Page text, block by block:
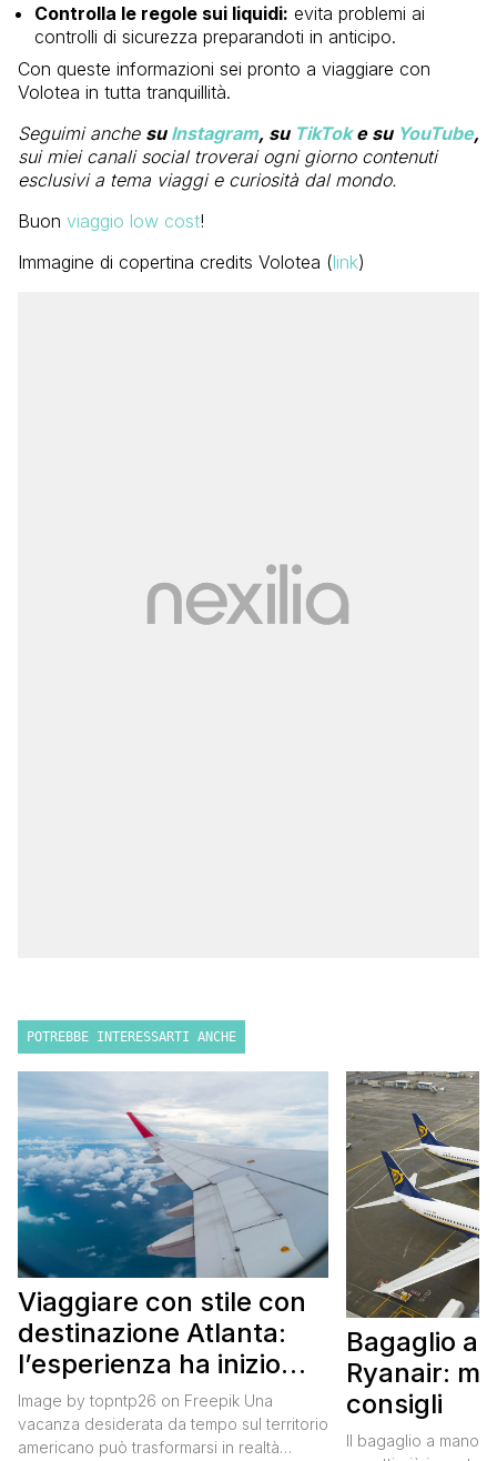
Controlla le regole sui liquidi: evita problemi ai
controlli di sicurezza preparandoti in anticipo.
Con queste informazioni sei pronto a viaggiare con
Volotea in tutta tranquillità.
Seguimi anche su Instagram, su TikToke su YouTube,
sui miei canali social troverai ogni giorno contenuti
esclusivi a tema viaggi e curiosità dal mondo.
Buon viaggio low cost!
Immagine di copertina credits Volotea (link)
POTREBBE INTERESSARTI ANCHE
Viaggiare con stile con
destinazione Atlanta:
l’esperienza ha inizio
con un volo Air France
Image by topntp26 on Freepik Una
vacanza desiderata da tempo sul territorio
americano può trasformarsi in realtà
Bagaglio a
Ryanair:
consigli
Il bagaglio a mano